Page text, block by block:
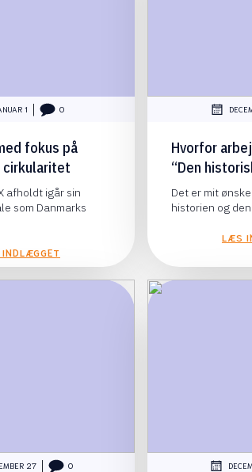
1 | 0
fokus på
afholdt igår sin
som Danmarks
Hvorfor
“Den
Det er mit
historien og
LÆS
27 | 0